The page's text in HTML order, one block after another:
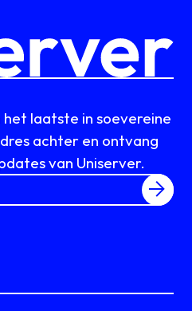
laatste in soevereine
achter en ontvang
van Uniserver.